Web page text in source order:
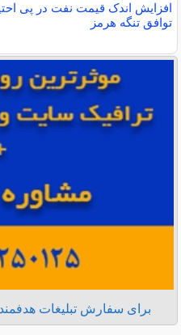
افزایش اندک قیمت نفت در پی
توافق تنگه هرمز
برای سفارش تبلیغات